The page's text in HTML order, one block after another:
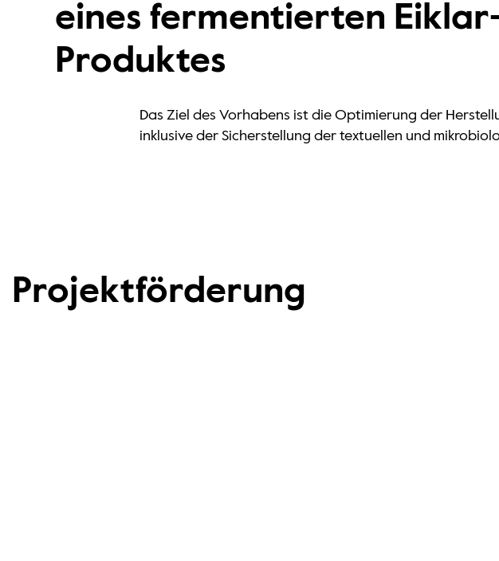
eines fermentierten
Produktes
Das Ziel des Vorhabens ist die Optimierung der
inklusive der Sicherstellung der textuellen und
Projektförderung